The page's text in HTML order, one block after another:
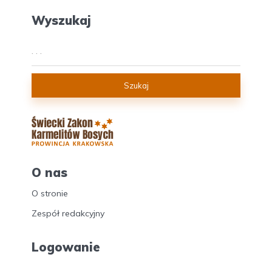
Wyszukaj
Szukaj
O nas
O stronie
Zespół redakcyjny
Logowanie